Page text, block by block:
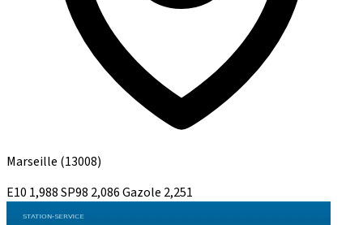
Marseille (13008)
E10 1,988SP98 2,086Gazole 2,251